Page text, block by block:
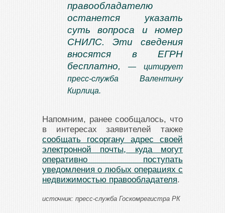
правообладателю
останется указать
суть вопроса и номер
СНИЛС. Эти сведения
вносятся в ЕГРН
бесплатно,
— цитирует
пресс-служба Валентину
Кирлица.
Напомним, ранее сообщалось, что
в интересах заявителей также
сообщать госоргану адрес своей
электронной почты, куда могут
оперативно поступать
уведомления о любых операциях с
недвижимостью правообладателя.
источник: пресс-служба Госкомрегистра РК